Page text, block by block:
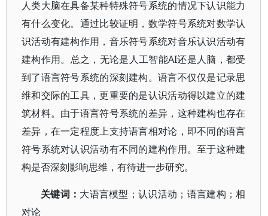
人类大脑在具备某种特殊符号系统的情况下认识能力
有什么变化。通过比较证明，数学符号系统对数学认
识活动有建构作用，音乐符号系统对音乐认识活动有
建构作用。总之，无论是人工智能AI还是人脑，都受
到了语言符号系统的深刻建构。语言不仅仅是记录思
维和交际的工具，更重要的是认识活动得以建立的建
筑材料。由于语言符号系统的差异，这种建构也存在
差异，在一定程度上支持语言相对论，即不同的语言
符号系统对认识活动有不同的建构作用。至于这种建
构是否深刻影响思维，有待进一步研究。
关键词： 大语言模型；认识活动；语言建构；相
对论